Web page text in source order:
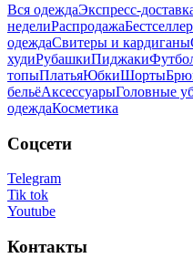
Вся одеждаЭкспресс-
неделиРаспродажа
одеждаСвитеры и кардиганы
худиРубашкиПиджаки
топыПлатьяЮбкиШорты
бельёАксессуарыГоловные
одеждаКосметика
Соцсети
Telegram
Tik tok
Youtube
Контакты